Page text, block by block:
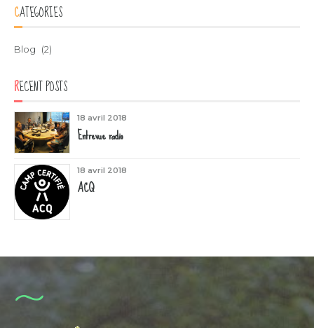
CATEGORIES
Blog (2)
RECENT POSTS
18 avril 2018
Entrevue radio
18 avril 2018
ACQ